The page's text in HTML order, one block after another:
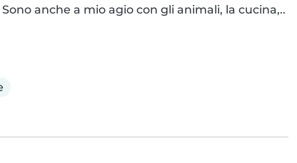
anche a mio agio con gli animali, la cucina,..